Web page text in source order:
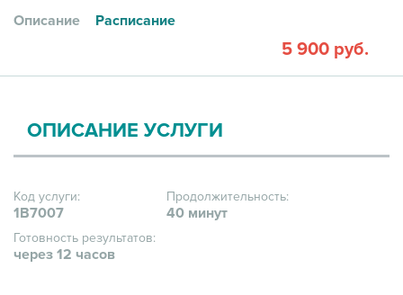
Описание Расписание
5 900 руб.
ОПИСАНИЕ УСЛУГИ
Код услуги:
1В7007
Продолжительность:
40 минут
Готовность результатов:
через 12 часов